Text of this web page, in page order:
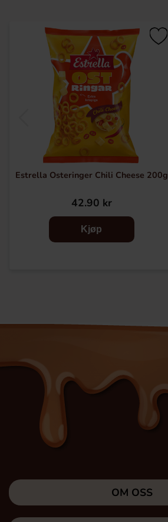
Estrella Osteringer Chili Cheese 200g
42.90 kr
Kjøp
OM OSS